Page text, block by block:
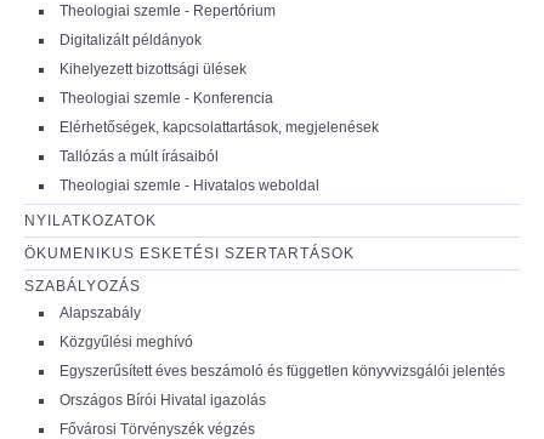
Theologiai szemle - Repertórium
Digitalizált példányok
Kihelyezett bizottsági ülések
Theologiai szemle - Konferencia
Elérhetőségek, kapcsolattartások, megjelenések
Tallózás a múlt írásaiból
Theologiai szemle - Hivatalos weboldal
NYILATKOZATOK
ÖKUMENIKUS ESKETÉSI SZERTARTÁSOK
SZABÁLYOZÁS
Alapszabály
Közgyűlési meghívó
Egyszerűsített éves beszámoló és független könyvvizsgálói jelentés
Országos Bírói Hivatal igazolás
Fővárosi Törvényszék végzés